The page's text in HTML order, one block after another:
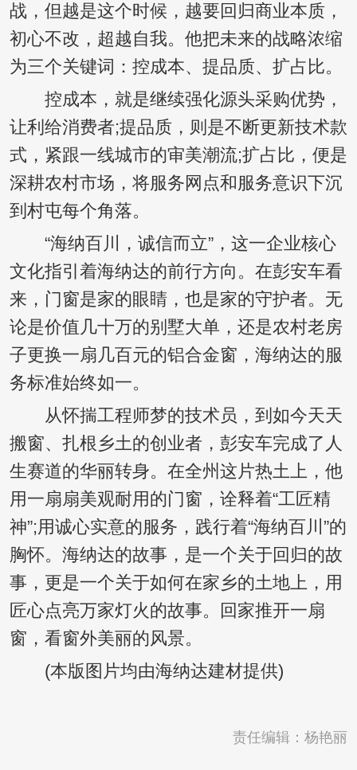
战，但越是这个时候，越要回归商业本质，
初心不改，超越自我。他把未来的战略浓缩
为三个关键词：控成本、提品质、扩占比。
控成本，就是继续强化源头采购优势，
让利给消费者;提品质，则是不断更新技术款
式，紧跟一线城市的审美潮流;扩占比，便是
深耕农村市场，将服务网点和服务意识下沉
到村屯每个角落。
“海纳百川，诚信而立”，这一企业核心
文化指引着海纳达的前行方向。在彭安车看
来，门窗是家的眼睛，也是家的守护者。无
论是价值几十万的别墅大单，还是农村老房
子更换一扇几百元的铝合金窗，海纳达的服
务标准始终如一。
从怀揣工程师梦的技术员，到如今天天
搬窗、扎根乡土的创业者，彭安车完成了人
生赛道的华丽转身。在全州这片热土上，他
用一扇扇美观耐用的门窗，诠释着“工匠精
神”;用诚心实意的服务，践行着“海纳百川”的
胸怀。海纳达的故事，是一个关于回归的故
事，更是一个关于如何在家乡的土地上，用
匠心点亮万家灯火的故事。回家推开一扇
窗，看窗外美丽的风景。
(本版图片均由海纳达建材提供)
责任编辑：杨艳丽